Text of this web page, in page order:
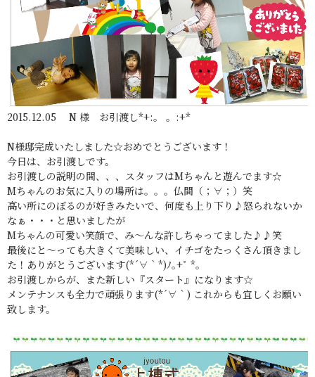
2015.12.05 N 様 お引渡し*+:。 。:+*
N様邸完成いたしました☆おめでとうございます！
今日は、お引渡しです。
お引渡しの説明の間、、、スタッフはMちゃんと遊んでます☆
Mちゃんのお気に入りの場所は。。。仏間（；∀；）笑
高い所にのぼるのが好きみたいで、何度も上り下り♪怒られないか
なぁ・・・と思いましたが
Mちゃんの可愛い笑顔で、み～んな許しちゃってました♪♪笑
最後にと～っても大きくて美味しい、イチゴをたっくさん頂きまし
た！ありがとうございます(*´∀｀*)ﾉ｡+ﾟ *｡
お引渡しからが、また新しい『スタート』になります☆
メンテナンスも全力で頑張ります(*´∀｀) これからも宜しくお願い
致します。